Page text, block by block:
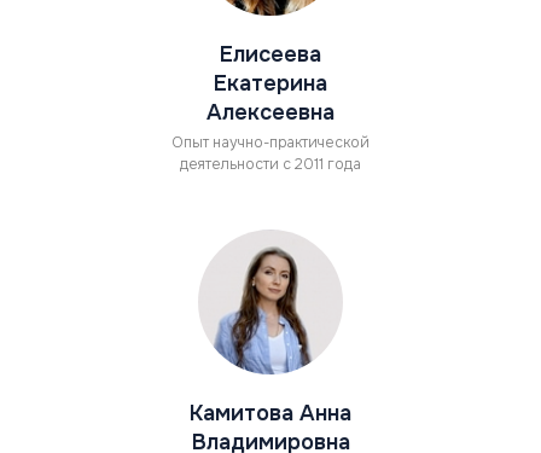
Елисеева
Екатерина
Алексеевна
Опыт научно-практической
деятельности с 2011 года
Камитова Анна
Владимировна